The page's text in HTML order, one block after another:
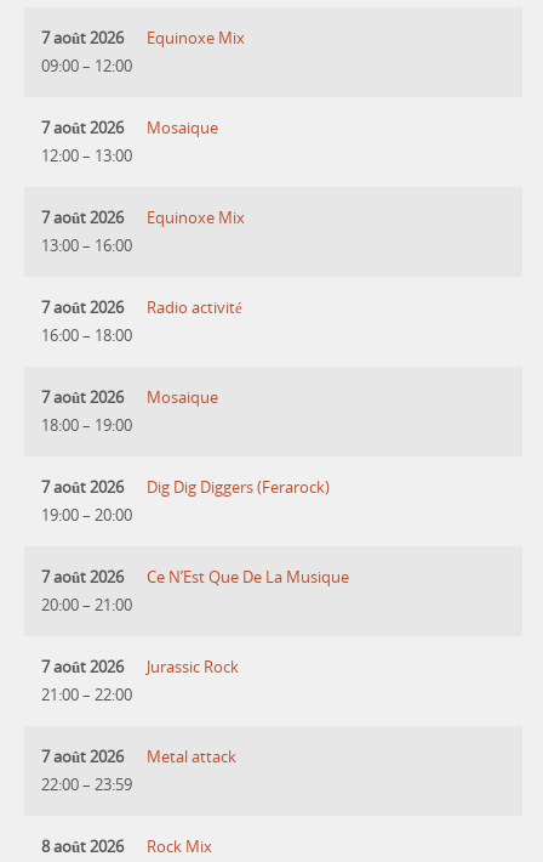
7 août 2026
09:00– 12:00
Equinoxe Mix
7 août 2026
12:00– 13:00
Mosaique
7 août 2026
13:00– 16:00
Equinoxe Mix
7 août 2026
16:00– 18:00
Radio activité
7 août 2026
18:00– 19:00
Mosaique
7 août 2026
19:00– 20:00
Dig Dig Diggers (Ferarock)
7 août 2026
20:00– 21:00
Ce N’Est Que De La Musique
7 août 2026
21:00– 22:00
Jurassic Rock
7 août 2026
22:00– 23:59
Metal attack
8 août 2026
Rock Mix